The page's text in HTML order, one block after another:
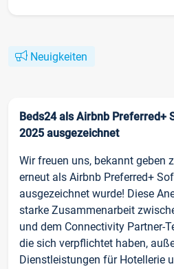
Neuigkeiten
Beds24 als Airbnb Preferred+
2025 ausgezeichnet
Wir freuen uns, bekannt geben
erneut als Airbnb Preferred+
ausgezeichnet wurde! Diese
starke Zusammenarbeit
und dem Connectivity Partner-
die sich verpflichtet haben,
Dienstleistungen für Hotellerie